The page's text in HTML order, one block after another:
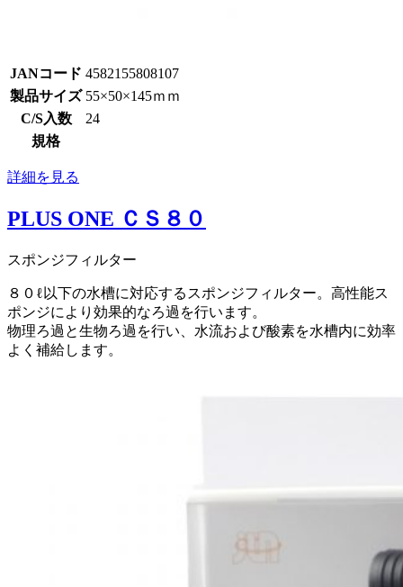
JANコード 4582155808107
製品サイズ 55×50×145ｍｍ
C/S入数
24
規格
詳細を見る
PLUS ONE ＣＳ８０
スポンジフィルター
８０ℓ以下の水槽に対応するスポンジフィルター。高性能ス
ポンジにより効果的なろ過を行います。
物理ろ過と生物ろ過を行い、水流および酸素を水槽内に効率
よく補給します。